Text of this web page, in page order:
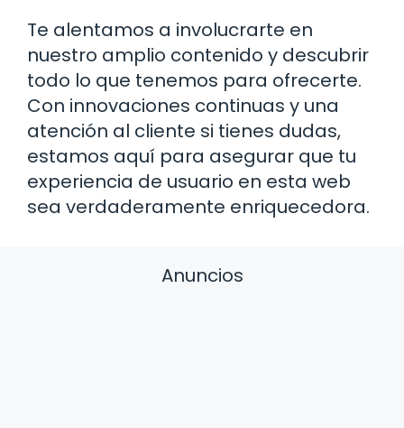
Te alentamos a involucrarte en
nuestro amplio contenido y descubrir
todo lo que tenemos para ofrecerte.
Con innovaciones continuas y una
atención al cliente si tienes dudas,
estamos aquí para asegurar que tu
experiencia de usuario en esta web
sea verdaderamente enriquecedora.
Anuncios